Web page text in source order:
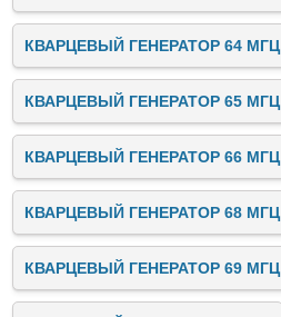
КВАРЦЕВЫЙ ГЕНЕРАТОР 64 МГЦ
КВАРЦЕВЫЙ ГЕНЕРАТОР 65 МГЦ
КВАРЦЕВЫЙ ГЕНЕРАТОР 66 МГЦ
КВАРЦЕВЫЙ ГЕНЕРАТОР 68 МГЦ
КВАРЦЕВЫЙ ГЕНЕРАТОР 69 МГЦ